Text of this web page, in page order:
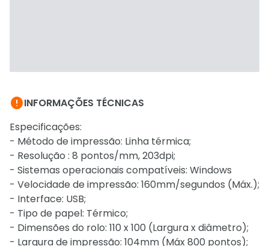
INFORMAÇÕES TÉCNICAS
Especificações:
- Método de impressão: Linha térmica;
- Resolução : 8 pontos/mm, 203dpi;
- Sistemas operacionais compatíveis: Windows
- Velocidade de impressão: 160mm/segundos (Máx.);
- Interface: USB;
- Tipo de papel: Térmico;
- Dimensões do rolo: 110 x 100 (Largura x diâmetro);
- Largura de impressão: 104mm (Máx 800 pontos);